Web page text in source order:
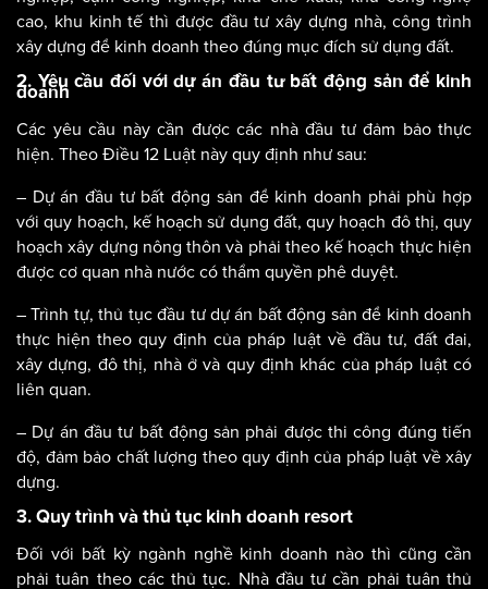
cao, khu kinh tế thì được đầu tư xây dựng nhà, công trình
xây dựng để kinh doanh theo đúng mục đích sử dụng đất.
2. Yêu cầu đối với dự án đầu tư bất động sản để kinh
doanh
Các yêu cầu này cần được các nhà đầu tư đảm bảo thực
hiện. Theo Điều 12 Luật này quy định như sau:
– Dự án đầu tư bất động sản để kinh doanh phải phù hợp
với quy hoạch, kế hoạch sử dụng đất, quy hoạch đô thị, quy
hoạch xây dựng nông thôn và phải theo kế hoạch thực hiện
được cơ quan nhà nước có thẩm quyền phê duyệt.
– Trình tự, thủ tục đầu tư dự án bất động sản để kinh doanh
thực hiện theo quy định của pháp luật về đầu tư, đất đai,
xây dựng, đô thị, nhà ở và quy định khác của pháp luật có
liên quan.
– Dự án đầu tư bất động sản phải được thi công đúng tiến
độ, đảm bảo chất lượng theo quy định của pháp luật về xây
dựng.
3. Quy trình và thủ tục kinh doanh resort
Đối với bất kỳ ngành nghề kinh doanh nào thì cũng cần
phải tuân theo các thủ tục. Nhà đầu tư cần phải tuân thủ